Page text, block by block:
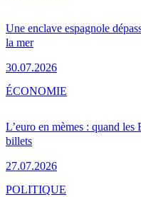
Une enclave espagnole
la mer
30.07.2026
L’euro en mèmes : quand
billets
27.07.2026
ÉCONOMIE
POLITIQUE